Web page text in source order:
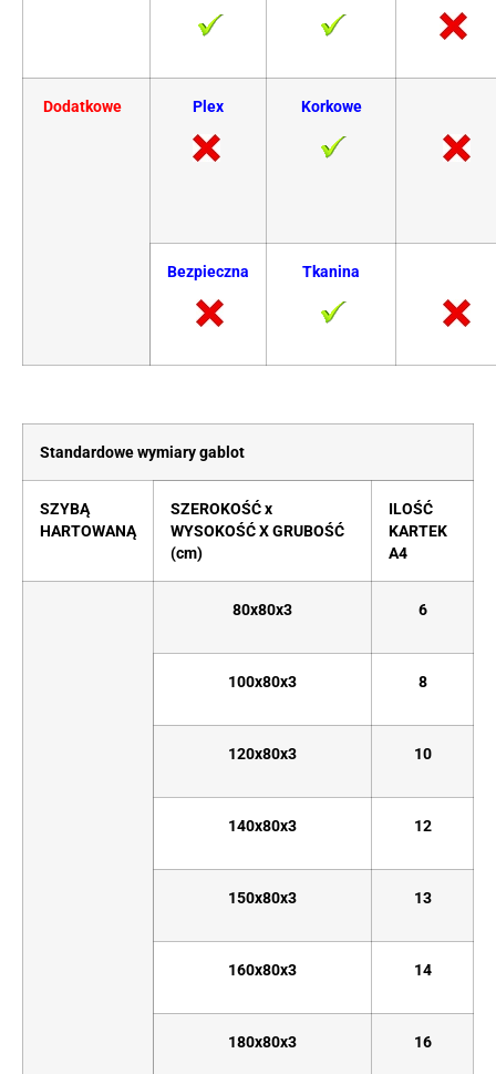
Dodatkowe Plex Korkowe
Bezpieczna Tkanina
Standardowe wymiary gablot
SZYBĄ
HARTOWANĄ
SZEROKOŚĆ x
WYSOKOŚĆ X GRUBOŚĆ
(cm)
ILOŚĆ
KARTEK
A4
80x80x3 6
100x80x3 8
120x80x3 10
140x80x3 12
150x80x3 13
160x80x3 14
180x80x3 16